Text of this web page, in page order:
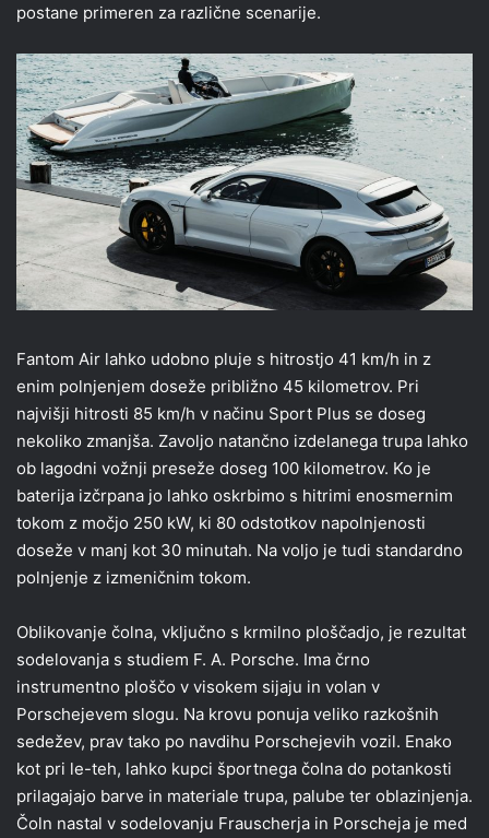
postane primeren za različne scenarije.
Fantom Air lahko udobno pluje s hitrostjo 41 km/h in z
enim polnjenjem doseže približno 45 kilometrov. Pri
najvišji hitrosti 85 km/h v načinu Sport Plus se doseg
nekoliko zmanjša. Zavoljo natančno izdelanega trupa lahko
ob lagodni vožnji preseže doseg 100 kilometrov. Ko je
baterija izčrpana jo lahko oskrbimo s hitrimi enosmernim
tokom z močjo 250 kW, ki 80 odstotkov napolnjenosti
doseže v manj kot 30 minutah. Na voljo je tudi standardno
polnjenje z izmeničnim tokom.
Oblikovanje čolna, vključno s krmilno ploščadjo, je rezultat
sodelovanja s studiem F. A. Porsche. Ima črno
instrumentno ploščo v visokem sijaju in volan v
Porschejevem slogu. Na krovu ponuja veliko razkošnih
sedežev, prav tako po navdihu Porschejevih vozil. Enako
kot pri le-teh, lahko kupci športnega čolna do potankosti
prilagajajo barve in materiale trupa, palube ter oblazinjenja.
Čoln nastal v sodelovanju Frauscherja in Porscheja je med